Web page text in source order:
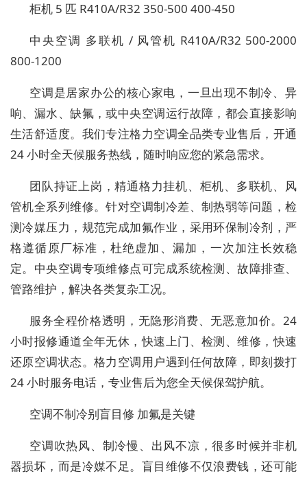
柜机 5 匹 R410A/R32 350-500 400-450
中央空调 多联机 / 风管机 R410A/R32 500-2000
800-1200
空调是居家办公的核心家电，一旦出现不制冷、异
响、漏水、缺氟，或中央空调运行故障，都会直接影响
生活舒适度。我们专注格力空调全品类专业售后，开通
24 小时全天候服务热线，随时响应您的紧急需求。
团队持证上岗，精通格力挂机、柜机、多联机、风
管机全系列维修。针对空调制冷差、制热弱等问题，检
测冷媒压力，规范完成加氟作业，采用环保制冷剂，严
格遵循原厂标准，杜绝虚加、漏加，一次加注长效稳
定。中央空调专项维修点可完成系统检测、故障排查、
管路维护，解决各类复杂工况。
服务全程价格透明，无隐形消费、无恶意加价。24
小时报修通道全年无休，快速上门、检测、维修，快速
还原空调状态。格力空调用户遇到任何故障，即刻拨打
24 小时服务电话，专业售后为您全天候保驾护航。
空调不制冷别盲目修 加氟是关键
空调吹热风、制冷慢、出风不凉，很多时候并非机
器损坏，而是冷媒不足。盲目维修不仅浪费钱，还可能